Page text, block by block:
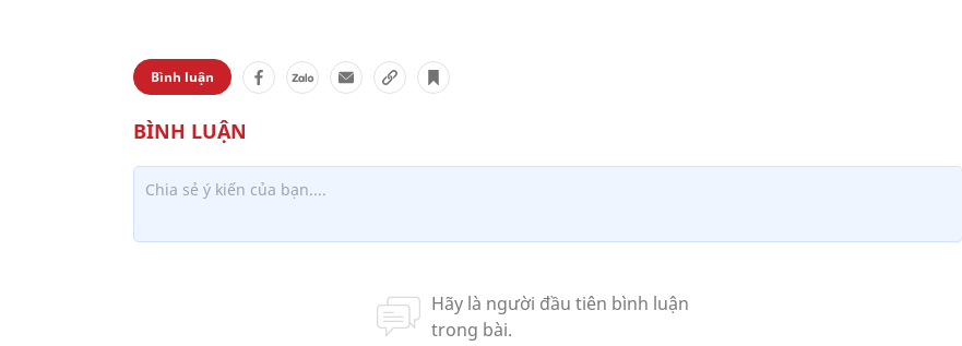
Bình luận